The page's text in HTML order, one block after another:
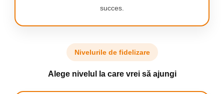
șaiba este mutată. Nu te lăsa înșurubat de
confortabil și rapid cu tot ce aveți nevoie la
AVANTAJE
Impotriva alunecarii
Locuri magnetice
succes.
Nivelurile de fidelizare
Alege nivelul la care vrei să ajungi